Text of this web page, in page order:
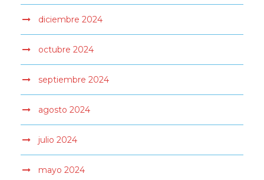
diciembre 2024
octubre 2024
septiembre 2024
agosto 2024
julio 2024
mayo 2024